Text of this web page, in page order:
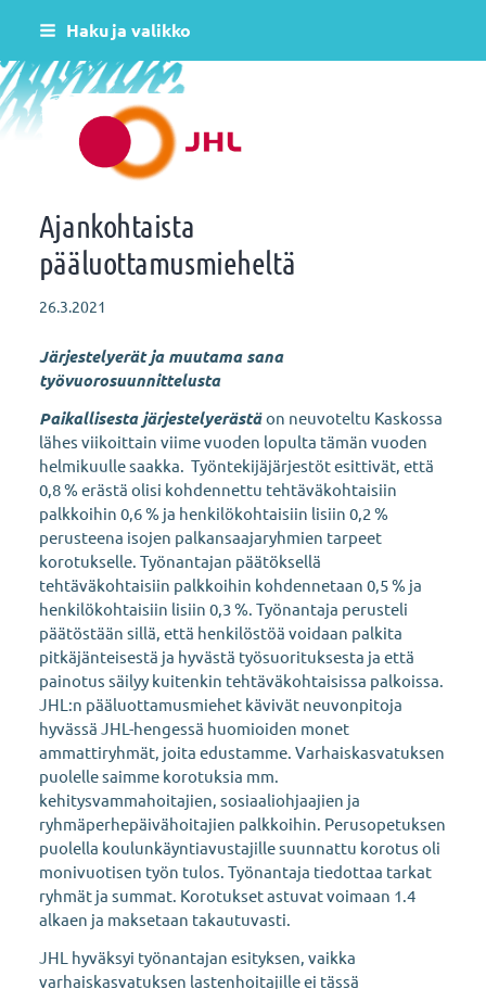
Siirry
sisältöön
Haku ja valikko
Helsingin varhaiskasvatus JHL ry 081
Ajankohtaista
pääluottamusmieheltä
26.3.2021
Järjestelyerät ja muutama sana
työvuorosuunnittelusta
Paikallisesta järjestelyerästä on neuvoteltu Kaskossa
lähes viikoittain viime vuoden lopulta tämän vuoden
helmikuulle saakka. Työntekijäjärjestöt esittivät, että
0,8 % erästä olisi kohdennettu tehtäväkohtaisiin
palkkoihin 0,6 % ja henkilökohtaisiin lisiin 0,2 %
perusteena isojen palkansaajaryhmien tarpeet
korotukselle. Työnantajan päätöksellä
tehtäväkohtaisiin palkkoihin kohdennetaan 0,5 % ja
henkilökohtaisiin lisiin 0,3 %. Työnantaja perusteli
päätöstään sillä, että henkilöstöä voidaan palkita
pitkäjänteisestä ja hyvästä työsuorituksesta ja että
painotus säilyy kuitenkin tehtäväkohtaisissa palkoissa.
JHL:n pääluottamusmiehet kävivät neuvonpitoja
hyvässä JHL-hengessä huomioiden monet
ammattiryhmät, joita edustamme. Varhaiskasvatuksen
puolelle saimme korotuksia mm.
kehitysvammahoitajien, sosiaaliohjaajien ja
ryhmäperhepäivähoitajien palkkoihin. Perusopetuksen
puolella koulunkäyntiavustajille suunnattu korotus oli
monivuotisen työn tulos. Työnantaja tiedottaa tarkat
ryhmät ja summat. Korotukset astuvat voimaan 1.4
alkaen ja maksetaan takautuvasti.
JHL hyväksyi työnantajan esityksen, vaikka
varhaiskasvatuksen lastenhoitajille ei tässä